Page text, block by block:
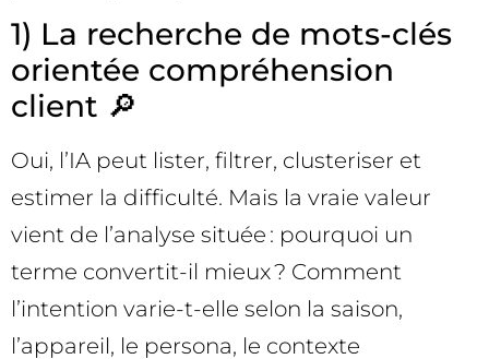
1) La recherche de mots-clés
orientée compréhension
client 🔎
Oui, l’IA peut lister, filtrer, clusteriser et
estimer la difficulté. Mais la vraie valeur
vient de l’analyse située : pourquoi un
terme convertit-il mieux ? Comment
l’intention varie-t-elle selon la saison,
l’appareil, le persona, le contexte